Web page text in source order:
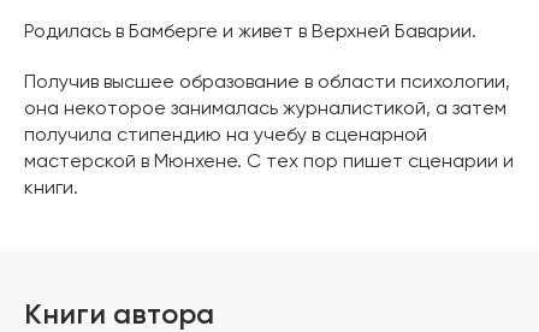
Родилась в Бамберге и живет в Верхней Баварии.
Получив высшее образование в области психологии,
она некоторое занималась журналистикой, а затем
получила стипендию на учебу в сценарной
мастерской в Мюнхене. С тех пор пишет сценарии и
книги.
Книги автора